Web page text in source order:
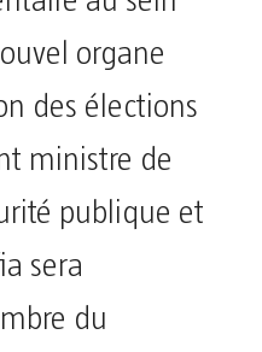
organe
des élections
ministre de
publique et
sera
du